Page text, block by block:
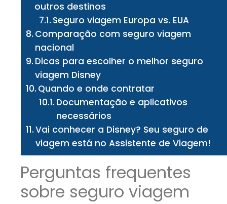
outros destinos
Seguro viagem Europa vs. EUA
Comparação com seguro viagem
nacional
Dicas para escolher o melhor seguro
viagem Disney
Quando e onde contratar
Documentação e aplicativos
necessários
Vai conhecer a Disney? Seu seguro de
viagem está no Assistente de Viagem!
Perguntas frequentes
sobre seguro viagem